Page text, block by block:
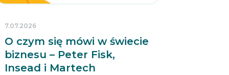
O czym się mówi w świecie
biznesu – Peter Fisk,
Insead i Martech
7.07.2026